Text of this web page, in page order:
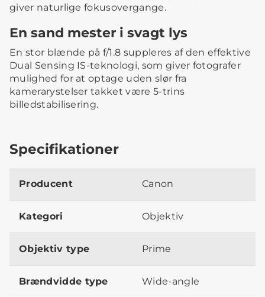
giver naturlige fokusovergange.
En sand mester i svagt lys
En stor blænde på f/1.8 suppleres af den effektive
Dual Sensing IS-teknologi, som giver fotografer
mulighed for at optage uden slør fra
kamerarystelser takket være 5-trins
billedstabilisering.
Specifikationer
Producent Canon
Kategori Objektiv
Objektiv type Prime
Brændvidde type Wide-angle